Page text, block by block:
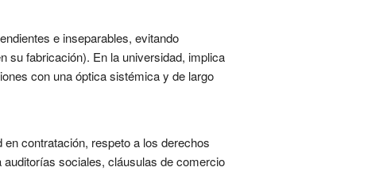
e inseparables, evitando
su fabricación). En la universidad, implica
con una óptica sistémica y de largo
contratación, respeto a los derechos
sociales, cláusulas de comercio